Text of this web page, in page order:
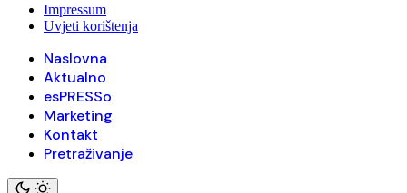
Impressum
Uvjeti korištenja
Naslovna
Aktualno
esPRESSo
Marketing
Kontakt
Pretraživanje